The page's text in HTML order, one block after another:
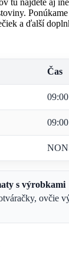
tu nájdete aj
a ďalší
Čas
s výrobkami
ovčie